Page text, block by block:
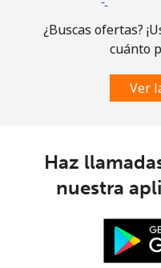
¿Buscas ofertas?
cuánto
Ver
Haz
nuestra